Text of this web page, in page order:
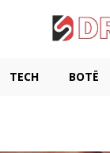
TECH BOTË